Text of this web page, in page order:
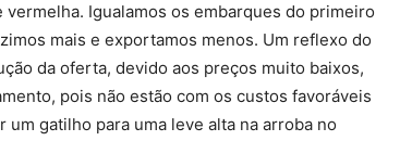
Igualamos os embarques do primeiro
mais e exportamos menos. Um reflexo do
da oferta, devido aos preços muito baixos,
pois não estão com os custos favoráveis
gatilho para uma leve alta na arroba no